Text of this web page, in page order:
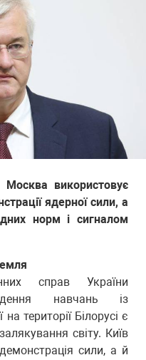
використовує
ядерної сили, а
норм і сигналом
справ України
навчань із
території Білорусі є
світу. Київ
сили, а й